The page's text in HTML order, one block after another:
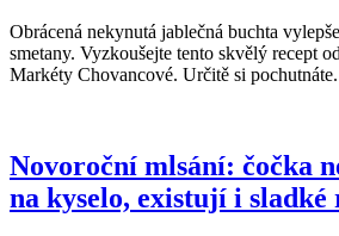
Obrácená nekynutá jablečná buchta
smetany. Vyzkoušejte tento skvělý recept
Markéty Chovancové. Určitě si pochutnáte.
Novoroční mlsání: čočka
na kyselo, existují i sladké